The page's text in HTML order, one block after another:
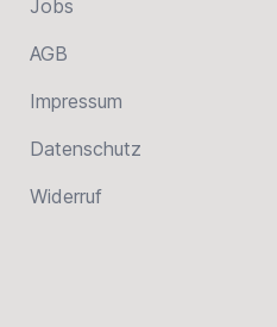
Jobs
AGB
Impressum
Datenschutz
Widerruf